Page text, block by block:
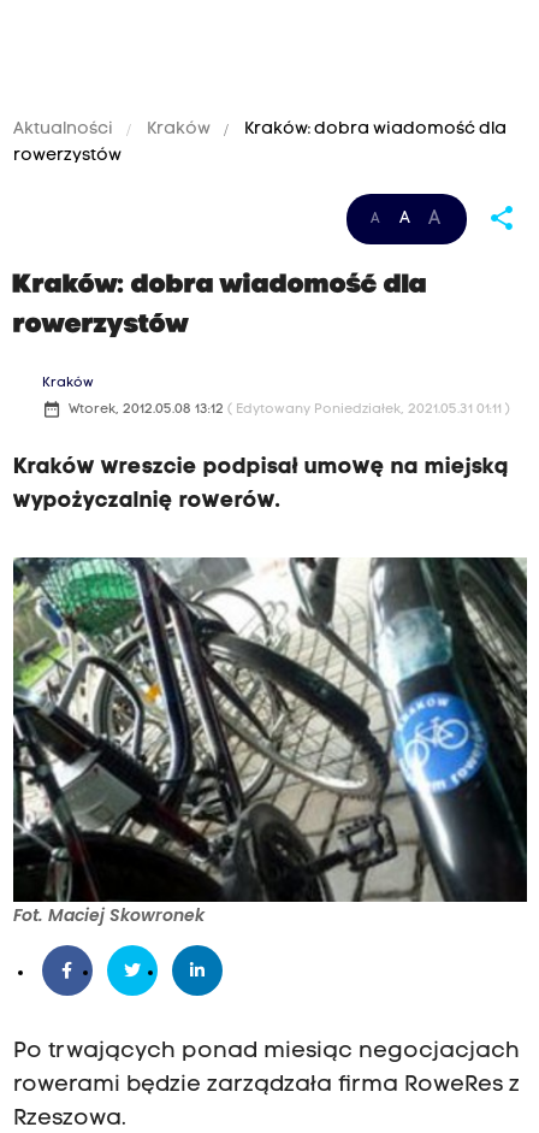
Aktualności Kraków
Kraków: dobra wiadomość dla
rowerzystów
A A A share
Kraków: dobra wiadomość dla
rowerzystów
Kraków
date_range Wtorek, 2012.05.08 13:12 ( Edytowany Poniedziałek, 2021.05.31 01:11 )
Kraków wreszcie podpisał umowę na miejską
wypożyczalnię rowerów.
Fot. Maciej Skowronek
Po trwających ponad miesiąc negocjacjach
rowerami będzie zarządzała firma RoweRes z
Rzeszowa.